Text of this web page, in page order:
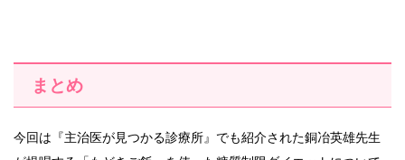
まとめ
今回は『主治医が見つかる診療所』でも紹介された銅冶英雄先生